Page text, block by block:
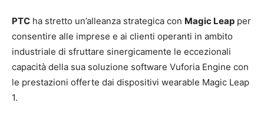
PTC ha stretto un’alleanza strategica con Magic Leap per
consentire alle imprese e ai clienti operanti in ambito
industriale di sfruttare sinergicamente le eccezionali
capacità della sua soluzione software Vuforia Engine con
le prestazioni offerte dai dispositivi wearable Magic Leap
1.